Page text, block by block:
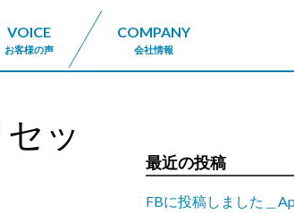
VOICE
お客様の声
COMPANY
会社情報
ッ
最近の投稿
FBに投稿しました＿